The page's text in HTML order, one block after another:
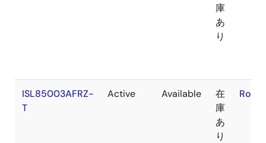
庫
あ
り
ISL85003AFRZ-
T
Active Available
在
庫
あ
り